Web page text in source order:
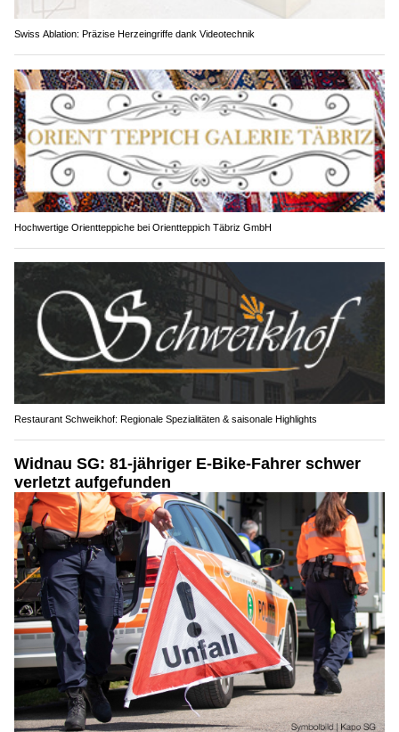
Swiss Ablation: Präzise Herzeingriffe dank Videotechnik
Hochwertige Orientteppiche bei Orientteppich Täbriz GmbH
Restaurant Schweikhof: Regionale Spezialitäten & saisonale Highlights
Widnau SG: 81-jähriger E-Bike-Fahrer schwer
verletzt aufgefunden